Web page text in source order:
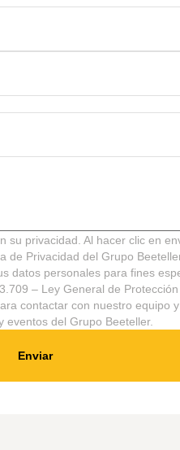
su privacidad. Al hacer clic en
de Privacidad del Grupo
datos personales para fines
– Ley General de
contactar con nuestro equipo
eventos del Grupo Beeteller.
Enviar